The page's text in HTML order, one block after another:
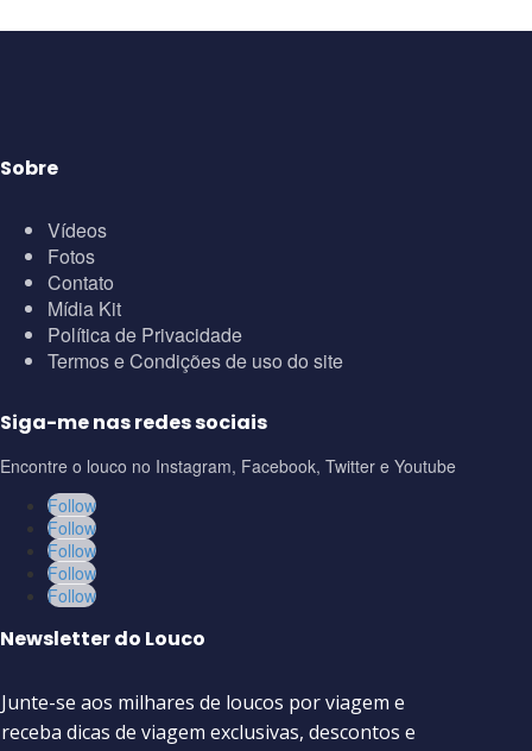
Sobre
Vídeos
Fotos
Contato
Mídia Kit
Política de Privacidade
Termos e Condições de uso do site
Siga-me nas redes sociais
Encontre o louco no Instagram, Facebook, Twitter e Youtube
Follow
Follow
Follow
Follow
Follow
Newsletter do Louco